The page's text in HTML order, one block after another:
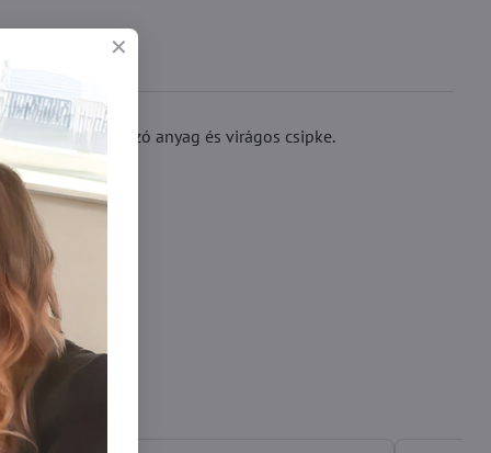
enyhén átlátszó anyag és virágos csipke.
xl/xxl